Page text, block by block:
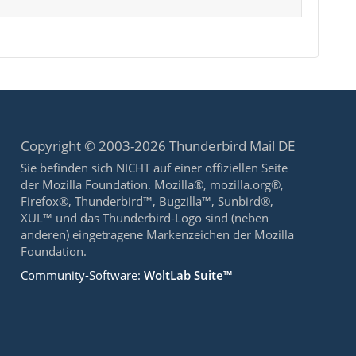
Copyright © 2003-2026 Thunderbird Mail DE
Sie befinden sich NICHT auf einer offiziellen Seite
der Mozilla Foundation. Mozilla®, mozilla.org®,
Firefox®, Thunderbird™, Bugzilla™, Sunbird®,
XUL™ und das Thunderbird-Logo sind (neben
anderen) eingetragene Markenzeichen der Mozilla
Foundation.
Community-Software:WoltLab Suite™